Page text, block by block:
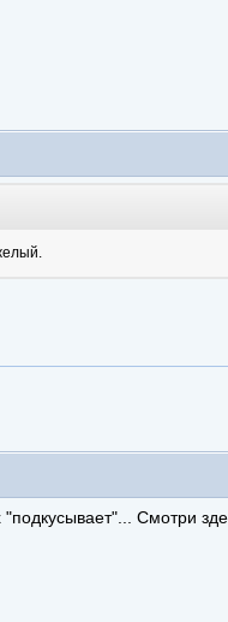
Смотри